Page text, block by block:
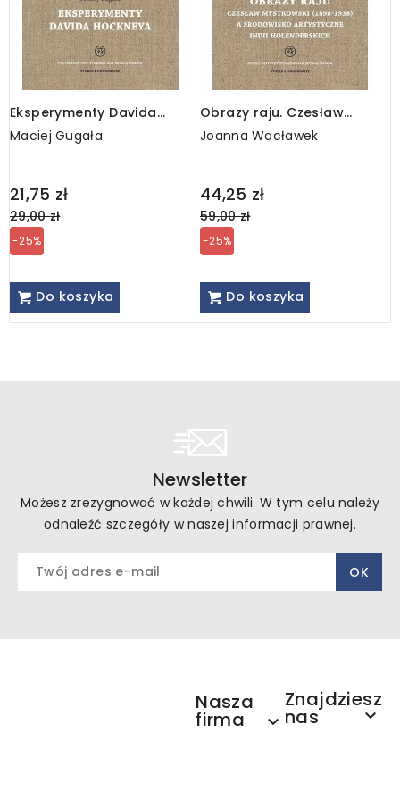
Eksperymenty Davida
Hockneya, e-book, PDF
Maciej Gugała
21,75 zł
Regular
price
29,00 zł
-25%
Do koszyka
Obrazy raju. Czesław
Mystkowski (1898-1938) a
środowisko artystyczne
Joanna Wacławek
44,25 zł
Regular
price
59,00 zł
-25%
Do koszyka
Newsletter
Możesz zrezygnować w każdej chwili. W tym celu należy
odnaleźć szczegóły w naszej informacji prawnej.
Nasza
firma 
Znajdziesz
nas 